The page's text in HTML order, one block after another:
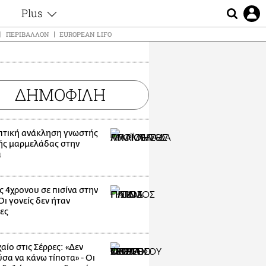
Plus
Θέματα
Videos
Αφιερώματα
Ζώδια
Εξομολογήσεις
Οι Αθηναίοι
Επιλογές
ΠΕΡΙΒΆΛΛΟΝ EUROPEAN LIFO
ΔΗΜΟΦΙΛΗ
ανάκληση γνωστής
μαρμελάδας στην
4χρονου σε πισίνα στην
γονείς δεν ήταν
στις Σέρρες: «Δεν
να κάνω τίποτα» - Οι